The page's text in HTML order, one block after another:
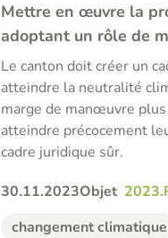
Mettre en œuvre la
adoptant un rôle de
Le canton doit créer un
atteindre la neutralité
marge de manœuvre
atteindre précocement
cadre juridique sûr.
30.11.2023Objet
changement climatique